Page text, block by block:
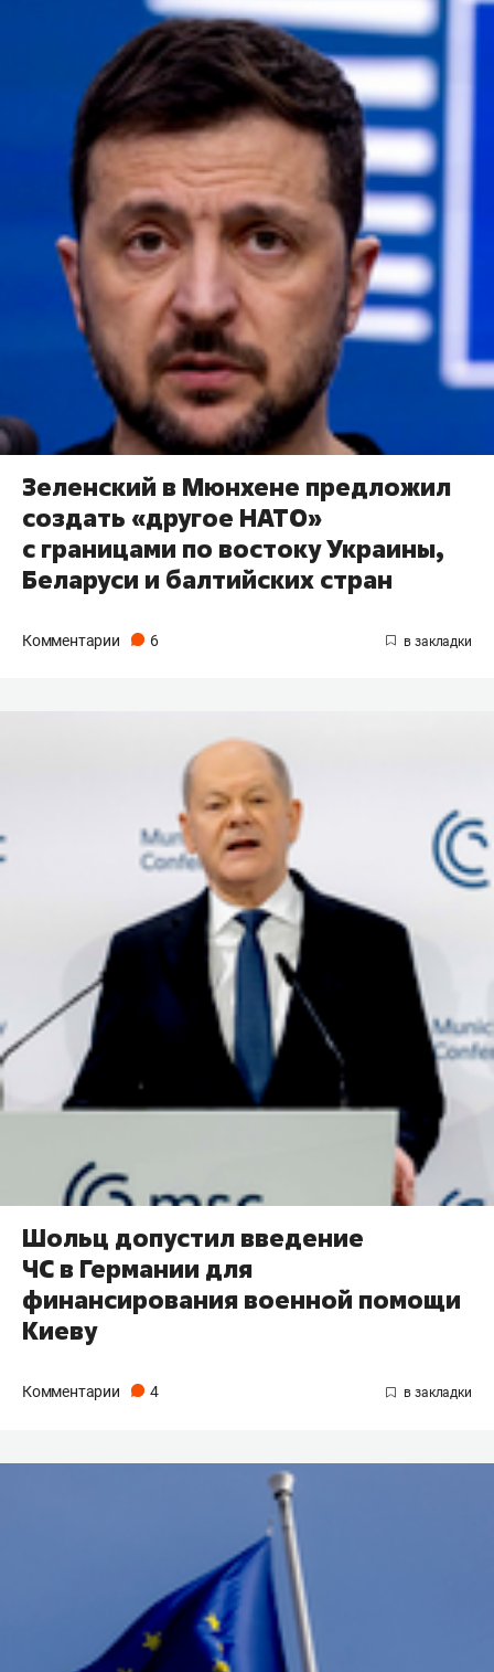
Зеленский в Мюнхене предложил
создать «другое НАТО»
с границами по востоку Украины,
Беларуси и балтийских стран
Комментарии 6
Шольц допустил введение
ЧС в Германии для
финансирования военной помощи
Киеву
Комментарии 4